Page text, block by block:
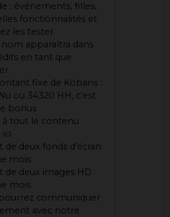
: événements, filles,
fonctionnalités et
les tester
apparaîtra dans
en tant que
fixe de Kobans :
ou 34320 HH, c’est
bonus
à tout le contenu
ici
de deux fonds d’écran
mois
de deux images HD
mois
communiquer
avec notre